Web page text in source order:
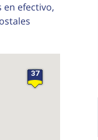
efectivo,
37